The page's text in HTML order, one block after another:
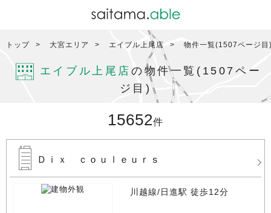
トップ 大宮エリア エイブル上尾店 物件一覧(1507ページ目
エイブル上尾店 の物件一覧(1507ペー
ジ目)
15652件
Ｄｉｘ ｃｏｕｌｅｕｒｓ
川越線/日進駅 徒歩12分